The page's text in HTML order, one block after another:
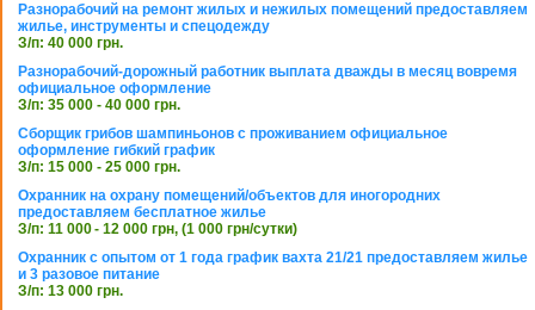
Разнорабочий на ремонт жилых и нежилых помещений предоставляем
жилье, инструменты и спецодежду
З/п: 40 000 грн.
Разнорабочий-дорожный работник выплата дважды в месяц вовремя
официальное оформление
З/п: 35 000 - 40 000 грн.
Сборщик грибов шампиньонов с проживанием официальное
оформление гибкий график
З/п: 15 000 - 25 000 грн.
Охранник на охрану помещений/объектов для иногородних
предоставляем бесплатное жилье
З/п: 11 000 - 12 000 грн, (1 000 грн/сутки)
Охранник с опытом от 1 года график вахта 21/21 предоставляем жилье
и 3 разовое питание
З/п: 13 000 грн.